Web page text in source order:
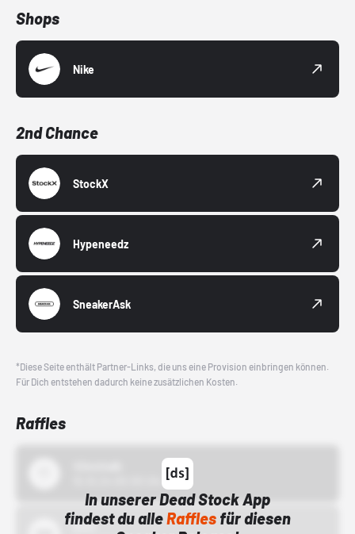
Shops
Nike
2nd Chance
StockX
Hypeneedz
SneakerAsk
*Diese Seite enthält Partner-Links, die uns eine Provision einbringen können.
Für Dich entstehen dadurch keine zusätzlichen Kosten.
Raffles
In unserer Dead Stock App
findest du alleRafflesfür diesen
Bstn